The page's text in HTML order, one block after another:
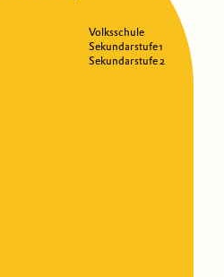
Volksschule
Sekundarstufe 1
Sekundarstufe 2